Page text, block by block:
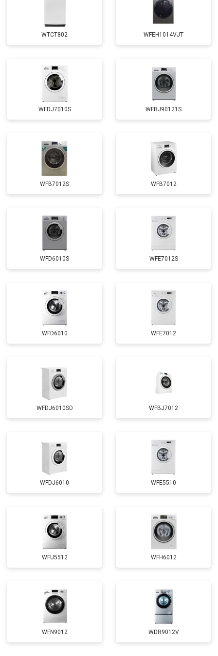
от 1850 ₽ Заказать
Замена крестовины от 2750 ₽ Заказать
Замена подшипников от 2800 ₽ Заказать
Замена мотора от 3800 ₽ Заказать
от 2200 ₽ Заказать
Замена ТЭН от 2300 ₽
Замена блока управления от 3600 ₽ Заказать
Замена прессостата от 3350 ₽ Заказать
Замена сливного насоса от 3450 ₽
Замена сливного шланга от 2100 ₽ Заказать
Замена УБЛ от 2100 ₽
Замена приводного ремня
WTCT802 WFEH1014VJT
WFDJ7010S WFBJ90121S
WFB7012S WFB7012
WFD6010S WFE7012S
WFD6010 WFE7012
WFDJ6010SD WFBJ7012
WFDJ6010 WFE5510
WFU5512 WFH6012
WFN9012 WDR9012V